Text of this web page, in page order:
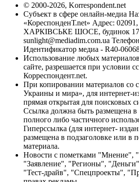
© 2000-2026, Korrespondent.net
Субъект в сфере онлайн-медиа
«КореспонденТ.net» Адрес: 02091,
ХАРКІВСЬКЕ ШОСЕ, будинок
sunlight@mediadim.com.ua
Идентификатор медиа - R40-
Использование любых
сайте, разрешается при условии
Корреспондент.net.
При копировании материалов со
Украины и мира», для интернет-
прямая открытая для поисковых
Ссылка должна быть размещена в
полного либо частичного
Гиперссылка (для интернет-
размещена в подзаголовке или в
материала.
Новости с пометками "Мнение",
"Заявление", "Регионы",
"Тест-драйв", "Спецпроекты",